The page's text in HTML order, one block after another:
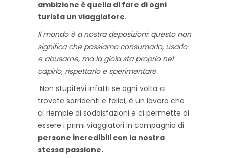
ambizione è quella di fare di ogni
turista un viaggiatore.
Il mondo è a nostra deposizioni: questo non
significa che possiamo consumarlo, usarlo
e abusarne, ma la gioia sta proprio nel
capirlo, rispettarlo e sperimentare.
Non stupitevi infatti se ogni volta ci
trovate sorridenti e felici, è un lavoro che
ci riempie di soddisfazioni e ci permette di
essere i primi viaggiatori in compagnia di
persone incredibili con la nostra
stessa passione.